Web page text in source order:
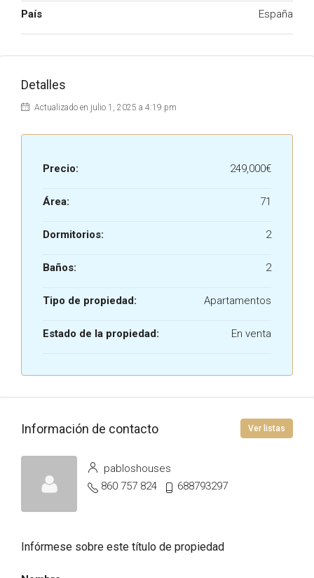
País España
Detalles
Actualizado en julio 1, 2025 a 4:19 pm
Precio: 249,000€
Área: 71
Dormitorios: 2
Baños: 2
Tipo de propiedad: Apartamentos
Estado de la propiedad: En venta
Información de contacto Ver listas
pabloshouses
860 757 824
688793297
Infórmese sobre este título de propiedad